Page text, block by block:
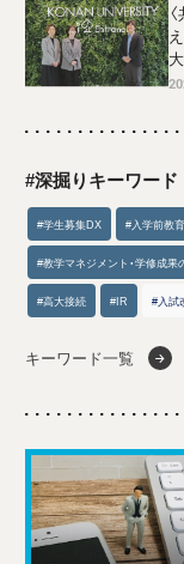
#深掘りキーワード
#学生募集DX #入学前教育
#教学マネジメント・学修成果
#高大接続 #IR #入試
キーワード一覧